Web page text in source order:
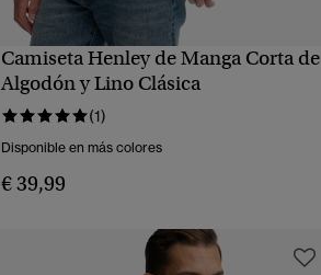
VISTA RÁPIDA
Camiseta Henley de Manga Corta de
Algodón y Lino Clásica
(1)
Disponible en más colores
€ 39,99